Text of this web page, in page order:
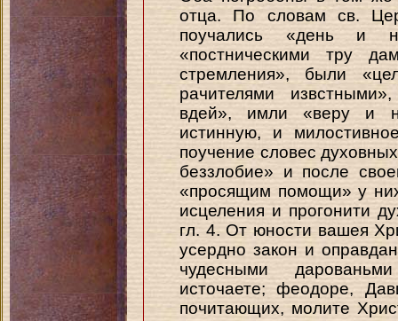
отца. По словам св.
поучались «день и
«постническими тру
стремления», были
рачителями
вдей», имли «веру и
истинную, и
поучение словес
беззлобие» и после
«просящим помощи» у
исцеления и прогонити
гл. 4. От юности вашея
усердно закон и
чудесными
источаете; феодоре,
почитающих, молите